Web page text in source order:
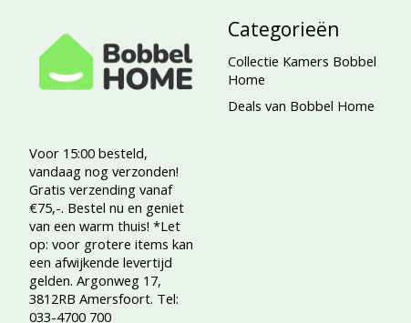
Voor 15:00 besteld,
vandaag nog verzonden!
Gratis verzending vanaf
€75,-. Bestel nu en geniet
van een warm thuis! *Let
op: voor grotere items kan
een afwijkende levertijd
gelden. Argonweg 17,
3812RB Amersfoort. Tel:
033-4700 700
Categorieën
Collectie Kamers Bobbel
Home
Deals van Bobbel Home